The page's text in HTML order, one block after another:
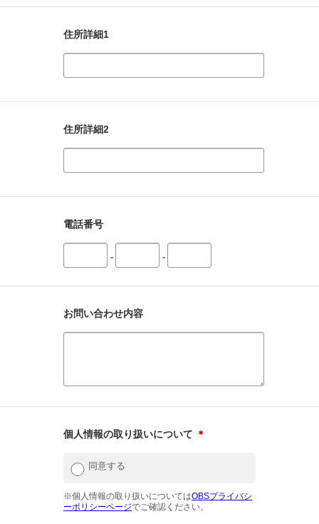
住所詳細1
住所詳細2
電話番号
- -
お問い合わせ内容
個人情報の取り扱いについて ＊
同意する
※個人情報の取り扱いについてはOBSプライバシ
ーポリシーページでご確認ください。